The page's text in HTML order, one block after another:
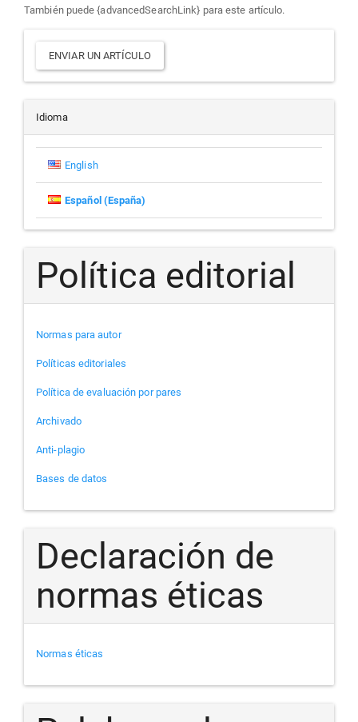
También puede {advancedSearchLink} para este artículo.
Enviar
un
artículo
ENVIAR UN ARTÍCULO
Idioma
English
Español (España)
Política editorial
Normas para autor
Políticas editoriales
Política de evaluación por pares
Archivado
Anti-plagio
Bases de datos
Declaración de
normas éticas
Normas éticas